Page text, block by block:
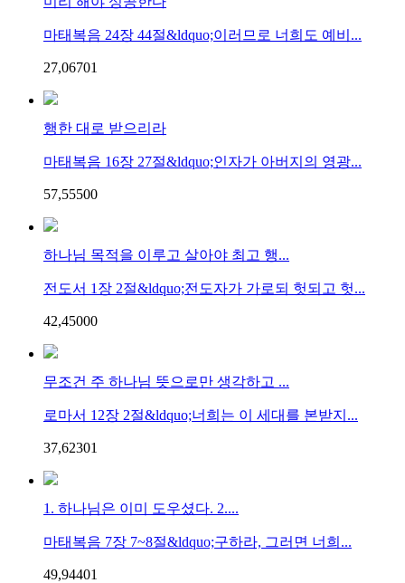
마태복음 24장 44절&ldquo;이러므로 너희도 예비...
27,06701
행한 대로 받으리라
마태복음 16장 27절&ldquo;인자가 아버지의 영광...
57,55500
하나님 목적을 이루고 살아야 최고 행...
전도서 1장 2절&ldquo;전도자가 가로되 헛되고 헛...
42,45000
무조건 주 하나님 뜻으로만 생각하고 ...
로마서 12장 2절&ldquo;너희는 이 세대를 본받지...
37,62301
1. 하나님은 이미 도우셨다. 2....
마태복음 7장 7~8절&ldquo;구하라, 그러면 너희...
49,94401